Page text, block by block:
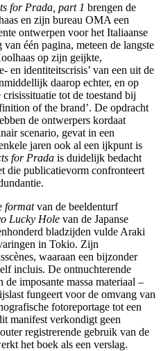
for Prada, part 1 brengen de
en zijn bureau OMA een
ontwerpen voor het Italiaanse
één pagina, meteen de langste
op zijn geijkte,
en identiteitscrisis’ van een uit de
daarop echter, en op
tot de toestand bij
of the brand’. De opdracht
de ontwerpers kordaat
scenario, gevat in een
jaren ook al een ijkpunt is
for Prada is duidelijk bedacht
die publicatievorm confronteert
formatvan de beeldenturf
Lucky Hole van de Japanse
bladzijden vulde Araki
in Tokio. Zijn
waaraan een bijzonder
incluis. De ontnuchterende
de imposante massa materiaal –
fungeert voor de omvang van
fotoreportage tot een
manifest verkondigt geen
registrerende gebruik van de
het boek als een verslag.